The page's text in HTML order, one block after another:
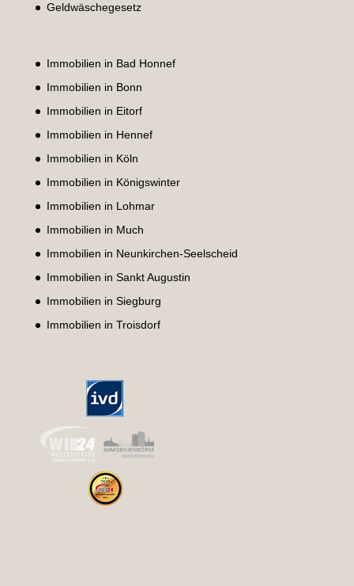
Geldwäschegesetz
Immobilien in Bad Honnef
Immobilien in Bonn
Immobilien in Eitorf
Immobilien in Hennef
Immobilien in Köln
Immobilien in Königswinter
Immobilien in Lohmar
Immobilien in Much
Immobilien in Neunkirchen-Seelscheid
Immobilien in Sankt Augustin
Immobilien in Siegburg
Immobilien in Troisdorf